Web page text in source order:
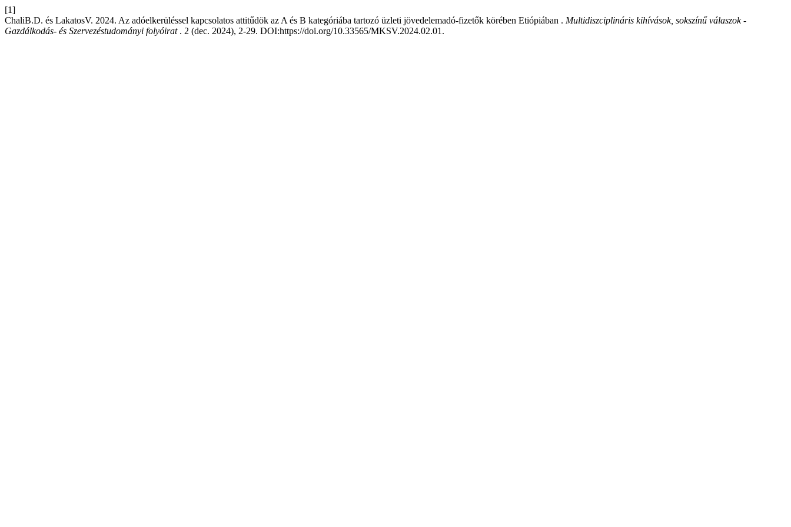
[1]
ChaliB.D. és LakatosV. 2024. Az adóelkerüléssel kapcsolatos attitűdök az A és B kategóriába tartozó üzleti jövedelemadó-fizetők körében Etiópiában . Multidiszciplináris kihívások, sokszínű válaszok -
Gazdálkodás- és Szervezéstudományi folyóirat . 2 (dec. 2024), 2-29. DOI:https://doi.org/10.33565/MKSV.2024.02.01.